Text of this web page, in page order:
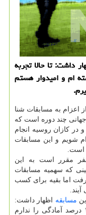
داشت: تا حالا تجربه
ام و امیدوار هستم
اعزام به مسابقات شنا
چند دوره است که
کازان روسیه انجام
شویم و این مسابقات
است.
ملی در ادامه اظهار داشت: ۹ نفر مقرر است به این
که سهمیه مسابقات
رفت اما بقیه برای کسب
مسابقه اظهار داشت:
به آمادگی حدودا خوبی رسیده ام اما ۱۰۰ درصد آمادگی را ندارم